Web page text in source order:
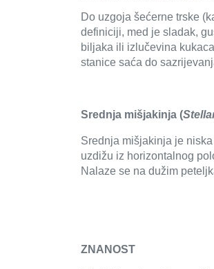
Do uzgoja šećerne trske
definiciji, med je sladak,
biljaka ili izlučevina
stanice saća do
Srednja mišjakinja (
Srednja mišjakinja je
uzdižu iz horizontalnog
Nalaze se na dužim
ZNANOST